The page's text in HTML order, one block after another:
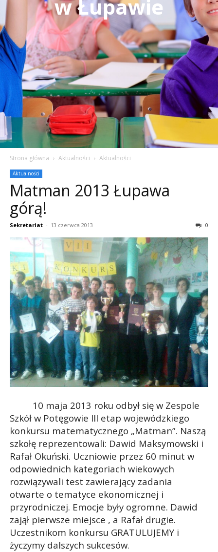
w Łupawie
Strona główna Aktualności Aktualności
Aktualności
Matman 2013 Łupawa
górą!
Sekretariat - 13 czerwca 2013 0
10 maja 2013 roku odbył się w Zespole
Szkół w Potęgowie III etap wojewódzkiego
konkursu matematycznego „Matman”. Naszą
szkołę reprezentowali: Dawid Maksymowski i
Rafał Okuński. Uczniowie przez 60 minut w
odpowiednich kategoriach wiekowych
rozwiązywali test zawierający zadania
otwarte o tematyce ekonomicznej i
przyrodniczej. Emocje były ogromne. Dawid
zajął pierwsze miejsce , a Rafał drugie.
Uczestnikom konkursu GRATULUJEMY i
życzymy dalszych sukcesów.